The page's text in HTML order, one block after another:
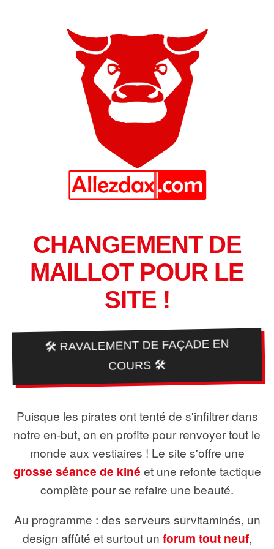
CHANGEMENT DE
MAILLOT POUR LE
SITE !
🛠️ RAVALEMENT DE FAÇADE EN
COURS 🛠️
Puisque les pirates ont tenté de s'infiltrer dans
notre en-but, on en profite pour renvoyer tout le
monde aux vestiaires ! Le site s'offre une
grosse séance de kiné et une refonte tactique
complète pour se refaire une beauté.
Au programme : des serveurs survitaminés, un
design affûté et surtout un forum tout neuf,